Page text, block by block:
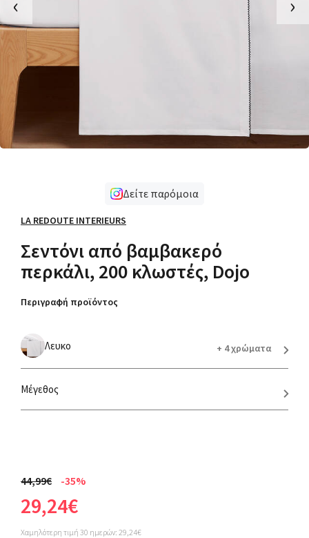
‹ ›
Δείτε παρόμοια
LA REDOUTE INTERIEURS
Σεντόνι από βαμβακερό
περκάλι, 200 κλωστές, Dojo
Περιγραφή προϊόντος
Λευκο + 4 χρώματα
Μέγεθος
44,99€ -35%
29,24€
Χαμηλότερη τιμή 30 ημερών: 29,24€